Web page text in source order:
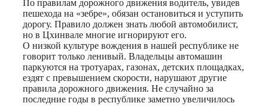
По правилам дорожного движения водитель, увидев
пешехода на «зебре», обязан остановиться и уступить
дорогу. Правило должен знать любой автомобилист,
но в Цхинвале многие игнорируют его.
О низкой культуре вождения в нашей республике не
говорит только ленивый. Владельцы автомашин
паркуются на тротуарах, газонах, детских площадках,
ездят с превышением скорости, нарушают другие
правила дорожного движения. Не случайно за
последние годы в республике заметно увеличилось